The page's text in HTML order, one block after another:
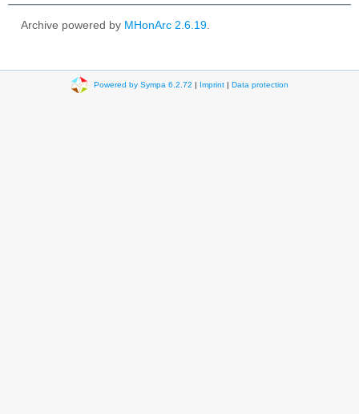
Archive powered by MHonArc 2.6.19
Powered by Sympa 6.2.72 | Imprint| Data protection